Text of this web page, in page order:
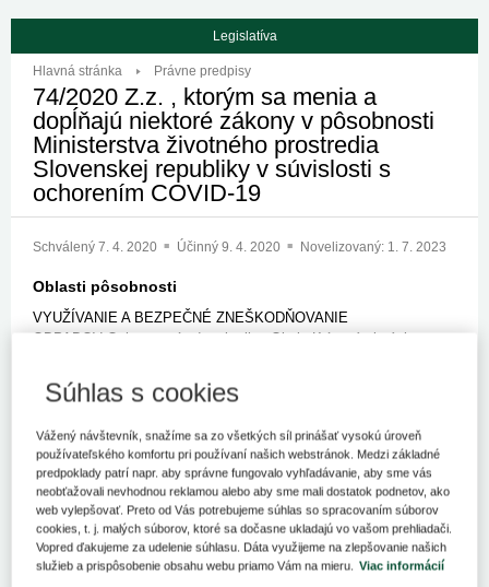
Legislatíva
Hlavná stránka Právne predpisy
74/2020 Z.z. , ktorým sa menia a
dopĺňajú niektoré zákony v pôsobnosti
Ministerstva životného prostredia
Slovenskej republiky v súvislosti s
ochorením COVID-19
Schválený 7. 4. 2020 Účinný 9. 4. 2020 Novelizovaný: 1. 7. 2023
Oblasti pôsobnosti
VYUŽÍVANIE A BEZPEČNÉ ZNEŠKODŇOVANIE
ODPADOV;Ochrana prírody a krajiny;Obaly;Krízová situácia.
Vzťahy
Obsah predpisu sa zobrazuje len prihlásených
užívateľom.
Súhlas s cookies
Vážený návštevník, snažíme sa zo všetkých síl prinášať vysokú úroveň
používateľského komfortu pri používaní našich webstránok. Medzi základné
predpoklady patrí napr. aby správne fungovalo vyhľadávanie, aby sme vás
neobťažovali nevhodnou reklamou alebo aby sme mali dostatok podnetov, ako
web vylepšovať. Preto od Vás potrebujeme súhlas so spracovaním súborov
cookies, t. j. malých súborov, ktoré sa dočasne ukladajú vo vašom prehliadači.
Vopred ďakujeme za udelenie súhlasu. Dáta využijeme na zlepšovanie našich
služieb a prispôsobenie obsahu webu priamo Vám na mieru. Viac informácií